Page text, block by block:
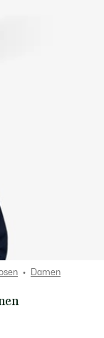
Damen